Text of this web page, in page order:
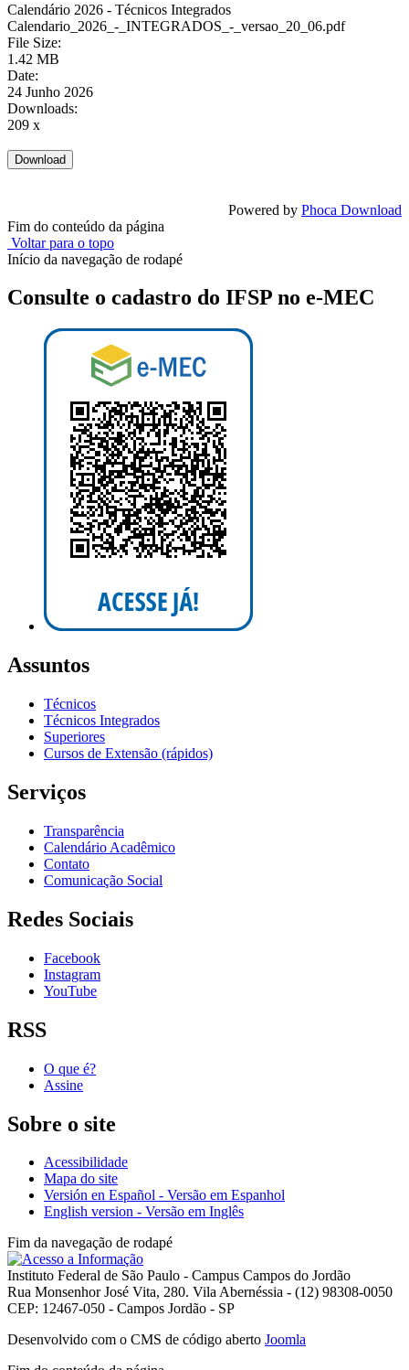
Calendário 2026 - Técnicos Integrados
Calendario_2026_-_INTEGRADOS_-_versao_20_06.pdf
File Size:
1.42 MB
Date:
24 Junho 2026
Downloads:
209 x
Powered by Phoca Download
Fim do conteúdo da página
Voltar para o topo
Início da navegação de rodapé
Consulte o cadastro do IFSP no e-MEC
Assuntos
Técnicos
Técnicos Integrados
Superiores
Cursos de Extensão (rápidos)
Serviços
Transparência
Calendário Acadêmico
Contato
Comunicação Social
Redes Sociais
Facebook
Instagram
YouTube
RSS
O que é?
Assine
Sobre o site
Acessibilidade
Mapa do site
Versión en Español - Versão em Espanhol
English version - Versão em Inglês
Fim da navegação de rodapé
Instituto Federal de São Paulo - Campus Campos do Jordão
Rua Monsenhor José Vita, 280. Vila Abernéssia - (12) 98308-0050
CEP: 12467-050 - Campos Jordão - SP
Desenvolvido com o CMS de código aberto Joomla